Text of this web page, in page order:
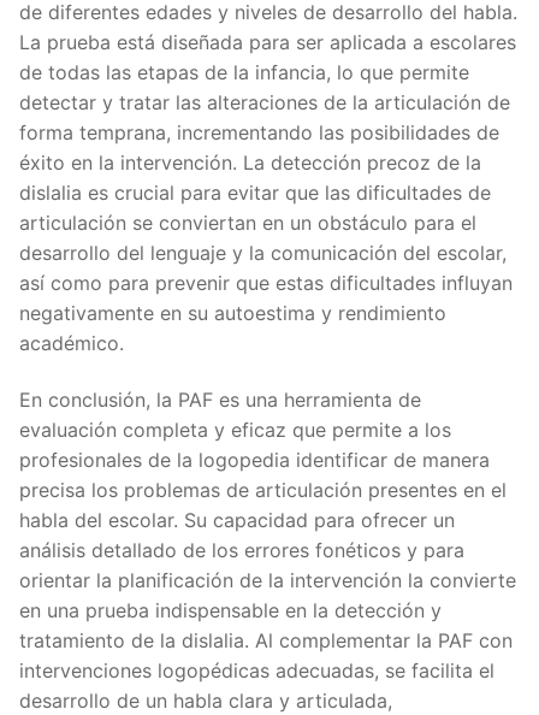
de diferentes edades y niveles de desarrollo del habla.
La prueba está diseñada para ser aplicada a escolares
de todas las etapas de la infancia, lo que permite
detectar y tratar las alteraciones de la articulación de
forma temprana, incrementando las posibilidades de
éxito en la intervención. La detección precoz de la
dislalia es crucial para evitar que las dificultades de
articulación se conviertan en un obstáculo para el
desarrollo del lenguaje y la comunicación del escolar,
así como para prevenir que estas dificultades influyan
negativamente en su autoestima y rendimiento
académico.
En conclusión, la PAF es una herramienta de
evaluación completa y eficaz que permite a los
profesionales de la logopedia identificar de manera
precisa los problemas de articulación presentes en el
habla del escolar. Su capacidad para ofrecer un
análisis detallado de los errores fonéticos y para
orientar la planificación de la intervención la convierte
en una prueba indispensable en la detección y
tratamiento de la dislalia. Al complementar la PAF con
intervenciones logopédicas adecuadas, se facilita el
desarrollo de un habla clara y articulada,